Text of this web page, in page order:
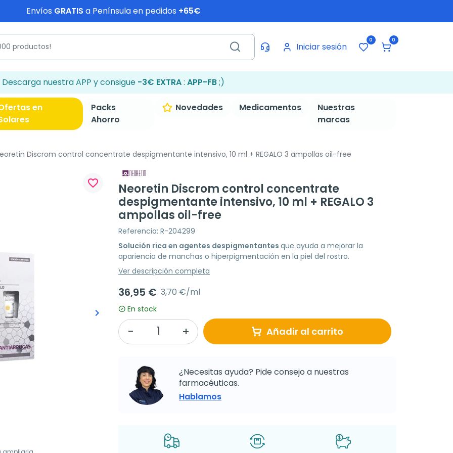
Envíos GRATIS a Península en pedidos +65€
Iniciar sesión
0 0
Descarga nuestra APP y consigue -3€ EXTRA: APP-FB;)
en
Packs
Ahorro
Novedades Medicamentos
Nuestras
marcas
Discrom control concentrate despigmentante intensivo, 10 ml + REGALO 3 ampollas oil-free
Siguiente
keyboard_arrow_right
favorite_border
Neoretin Discrom control concentrate
despigmentante intensivo, 10 ml + REGALO 3
ampollas oil-free
Referencia: R-204299
Solución rica en agentes despigmentantes que ayuda a mejorar la
apariencia de manchas o hiperpigmentación en la piel del rostro.
Ver descripción completa
36,95 € 3,70 €/ml
En stock
Añadir al carrito
¿Necesitas ayuda? Pide consejo a nuestras
farmacéuticas.
Hablamos